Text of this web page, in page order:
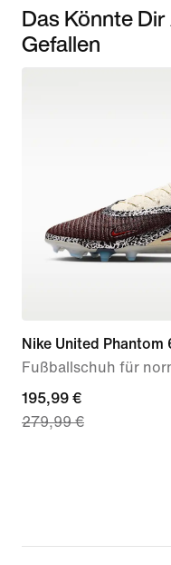
Das Könnte
Gefallen
Nike United Phantom
Fußballschuh für
current
price
195,99 €
279,99 €